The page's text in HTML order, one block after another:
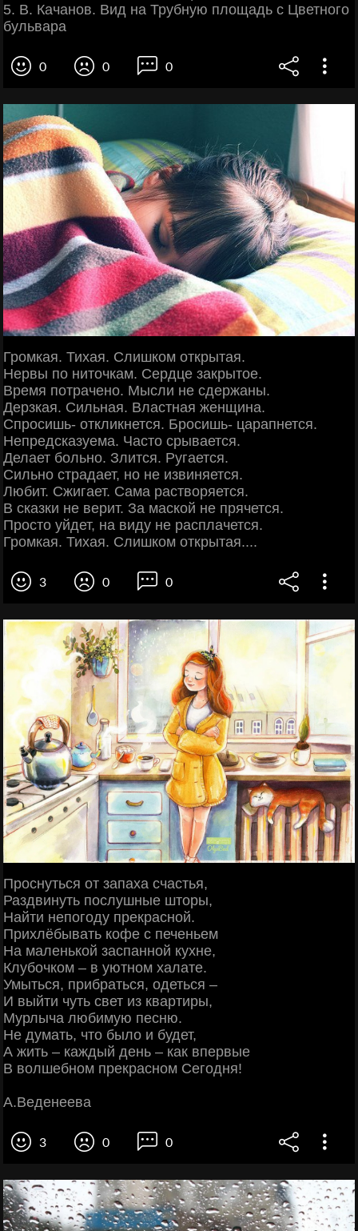
5. В. Качанов. Вид на Трубную площадь с Цветного
бульвара
0 0 0
Громкая. Тихая. Слишком открытая.
Нервы по ниточкам. Сердце закрытое.
Время потрачено. Мысли не сдержаны.
Дерзкая. Сильная. Властная женщина.
Спросишь- откликнется. Бросишь- царапнется.
Непредсказуема. Часто срывается.
Делает больно. Злится. Ругается.
Сильно страдает, но не извиняется.
Любит. Сжигает. Сама растворяется.
В сказки не верит. За маской не прячется.
Просто уйдет, на виду не расплачется.
Громкая. Тихая. Слишком открытая....
3 0 0
Проснуться от запаха счастья,
Раздвинуть послушные шторы,
Найти непогоду прекрасной.
Прихлёбывать кофе с печеньем
На маленькой заспанной кухне,
Клубочком – в уютном халате.
Умыться, прибраться, одеться –
И выйти чуть свет из квартиры,
Мурлыча любимую песню.
Не думать, что было и будет,
А жить – каждый день – как впервые
В волшебном прекрасном Сегодня!
А.Веденеева
3 0 0